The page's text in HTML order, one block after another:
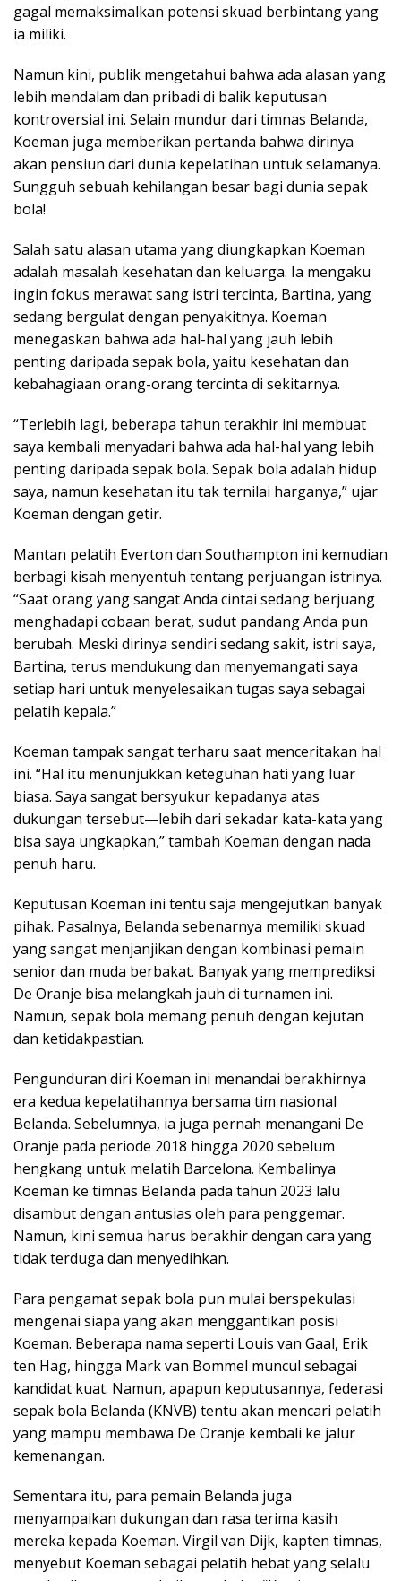
gagal memaksimalkan potensi skuad berbintang yang
ia miliki.
Namun kini, publik mengetahui bahwa ada alasan yang
lebih mendalam dan pribadi di balik keputusan
kontroversial ini. Selain mundur dari timnas Belanda,
Koeman juga memberikan pertanda bahwa dirinya
akan pensiun dari dunia kepelatihan untuk selamanya.
Sungguh sebuah kehilangan besar bagi dunia sepak
bola!
Salah satu alasan utama yang diungkapkan Koeman
adalah masalah kesehatan dan keluarga. Ia mengaku
ingin fokus merawat sang istri tercinta, Bartina, yang
sedang bergulat dengan penyakitnya. Koeman
menegaskan bahwa ada hal-hal yang jauh lebih
penting daripada sepak bola, yaitu kesehatan dan
kebahagiaan orang-orang tercinta di sekitarnya.
“Terlebih lagi, beberapa tahun terakhir ini membuat
saya kembali menyadari bahwa ada hal-hal yang lebih
penting daripada sepak bola. Sepak bola adalah hidup
saya, namun kesehatan itu tak ternilai harganya,” ujar
Koeman dengan getir.
Mantan pelatih Everton dan Southampton ini kemudian
berbagi kisah menyentuh tentang perjuangan istrinya.
“Saat orang yang sangat Anda cintai sedang berjuang
menghadapi cobaan berat, sudut pandang Anda pun
berubah. Meski dirinya sendiri sedang sakit, istri saya,
Bartina, terus mendukung dan menyemangati saya
setiap hari untuk menyelesaikan tugas saya sebagai
pelatih kepala.”
Koeman tampak sangat terharu saat menceritakan hal
ini. “Hal itu menunjukkan keteguhan hati yang luar
biasa. Saya sangat bersyukur kepadanya atas
dukungan tersebut—lebih dari sekadar kata-kata yang
bisa saya ungkapkan,” tambah Koeman dengan nada
penuh haru.
Keputusan Koeman ini tentu saja mengejutkan banyak
pihak. Pasalnya, Belanda sebenarnya memiliki skuad
yang sangat menjanjikan dengan kombinasi pemain
senior dan muda berbakat. Banyak yang memprediksi
De Oranje bisa melangkah jauh di turnamen ini.
Namun, sepak bola memang penuh dengan kejutan
dan ketidakpastian.
Pengunduran diri Koeman ini menandai berakhirnya
era kedua kepelatihannya bersama tim nasional
Belanda. Sebelumnya, ia juga pernah menangani De
Oranje pada periode 2018 hingga 2020 sebelum
hengkang untuk melatih Barcelona. Kembalinya
Koeman ke timnas Belanda pada tahun 2023 lalu
disambut dengan antusias oleh para penggemar.
Namun, kini semua harus berakhir dengan cara yang
tidak terduga dan menyedihkan.
Para pengamat sepak bola pun mulai berspekulasi
mengenai siapa yang akan menggantikan posisi
Koeman. Beberapa nama seperti Louis van Gaal, Erik
ten Hag, hingga Mark van Bommel muncul sebagai
kandidat kuat. Namun, apapun keputusannya, federasi
sepak bola Belanda (KNVB) tentu akan mencari pelatih
yang mampu membawa De Oranje kembali ke jalur
kemenangan.
Sementara itu, para pemain Belanda juga
menyampaikan dukungan dan rasa terima kasih
mereka kepada Koeman. Virgil van Dijk, kapten timnas,
menyebut Koeman sebagai pelatih hebat yang selalu